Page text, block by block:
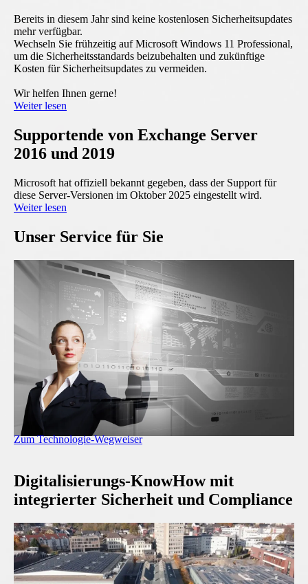
Bereits in diesem Jahr sind keine kostenlosen Sicherheitsupdates
mehr verfügbar.
Wechseln Sie frühzeitig auf Microsoft Windows 11 Professional,
um die Sicherheitsstandards beizubehalten und zukünftige
Kosten für Sicherheitsupdates zu vermeiden.
Wir helfen Ihnen gerne!
Weiter lesen
Supportende von Exchange Server
2016 und 2019
Microsoft hat offiziell bekannt gegeben, dass der Support für
diese Server-Versionen im Oktober 2025 eingestellt wird.
Weiter lesen
Unser Service für Sie
Zum Technologie-Wegweiser
Digitalisierungs-KnowHow mit
integrierter Sicherheit und Compliance